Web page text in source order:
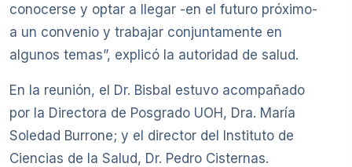
conocerse y optar a llegar -en el futuro próximo-
a un convenio y trabajar conjuntamente en
algunos temas”, explicó la autoridad de salud.
En la reunión, el Dr. Bisbal estuvo acompañado
por la Directora de Posgrado UOH, Dra. María
Soledad Burrone; y el director del Instituto de
Ciencias de la Salud, Dr. Pedro Cisternas.